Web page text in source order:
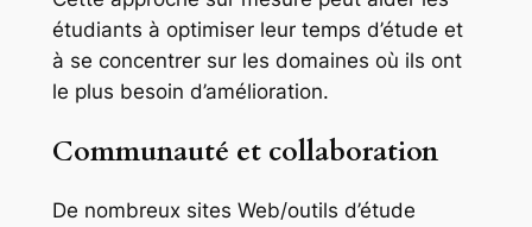
étudiants à optimiser leur temps d’étude et
à se concentrer sur les domaines où ils ont
le plus besoin d’amélioration.
Communauté et collaboration
De nombreux sites Web/outils d’étude